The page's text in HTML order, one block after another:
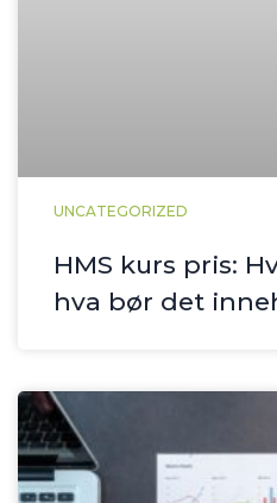
UNCATEGORIZED
HMS kurs pris:
hva bør det